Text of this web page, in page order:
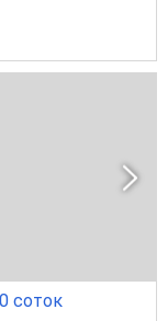
соток